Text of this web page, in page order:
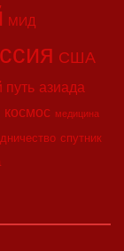
МИД
США
путь азиада
космос медицина
спутник